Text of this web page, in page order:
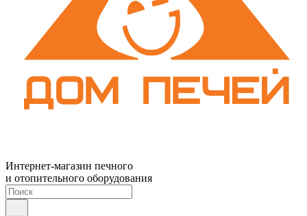
Интернет-магазин печного
и отопительного оборудования